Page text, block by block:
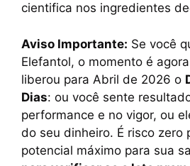
cientifica nos ingredientes
Aviso Importante: Se você
Elefantol, o momento é
liberou para Abril de 2026 o
Dias: ou você sente
performance e no vigor, ou
do seu dinheiro. É risco zero
potencial máximo para sua